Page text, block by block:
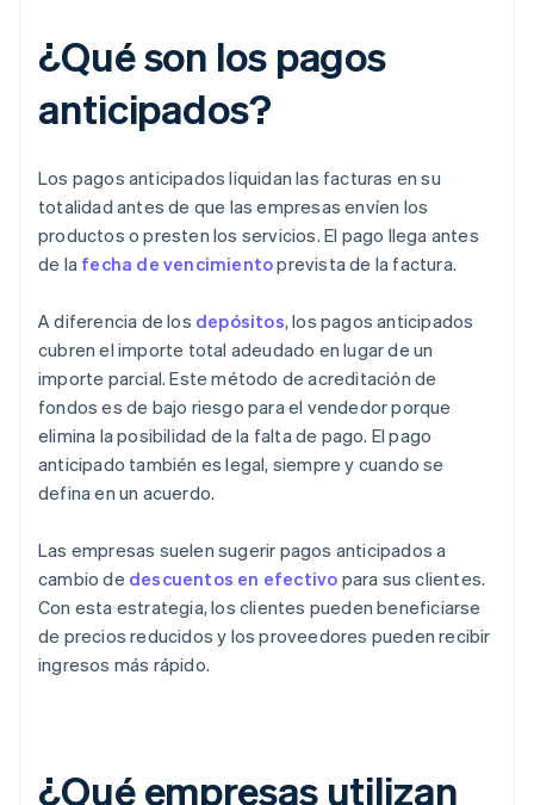
¿Qué son los pagos
anticipados?
Los pagos anticipados liquidan las facturas en su
totalidad antes de que las empresas envíen los
productos o presten los servicios. El pago llega antes
de la fecha de vencimientoprevista de la factura.
A diferencia de los depósitos, los pagos anticipados
cubren el importe total adeudado en lugar de un
importe parcial. Este método de acreditación de
fondos es de bajo riesgo para el vendedor porque
elimina la posibilidad de la falta de pago. El pago
anticipado también es legal, siempre y cuando se
defina en un acuerdo.
Las empresas suelen sugerir pagos anticipados a
cambio de descuentos en efectivo para sus clientes.
Con esta estrategia, los clientes pueden beneficiarse
de precios reducidos y los proveedores pueden recibir
ingresos más rápido.
¿Qué empresas utilizan